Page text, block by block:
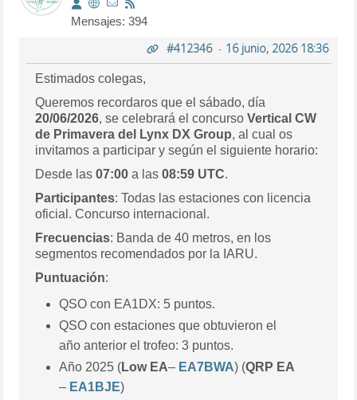
Mensajes: 394
#412346- 16 junio, 2026 18:36
Estimados colegas,
Queremos recordaros que el sábado, día
20/06/2026, se celebrará el concursoVertical CW
de Primavera del Lynx DX Group, al cual os
invitamos a participar y según el siguiente horario:
Desde las07:00 a las08:59 UTC.
Participantes: Todas las estaciones con licencia
oficial. Concurso internacional.
Frecuencias: Banda de 40 metros, en los
segmentos recomendados por la IARU.
Puntuación:
QSO con EA1DX: 5 puntos.
QSO con estaciones que obtuvieron el
año anterior el trofeo: 3 puntos.
Año 2025 (Low EA– EA7BWA) (QRP EA
– EA1BJE)